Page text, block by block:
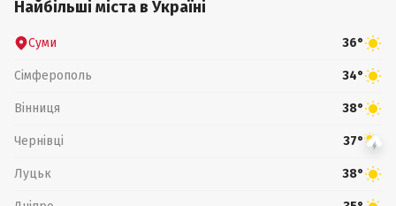
Найбільші міста в Україні
Суми 36°
Сімферополь 34°
Вінниця 38°
Чернівці 37°
Луцьк 38°